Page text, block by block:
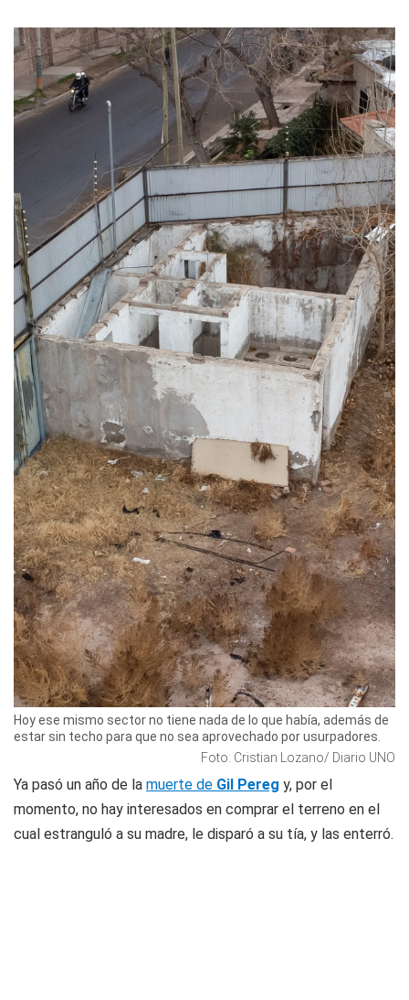
Hoy ese mismo sector no tiene nada de lo que había, además de
estar sin techo para que no sea aprovechado por usurpadores.
Foto: Cristian Lozano/ Diario UNO
Ya pasó un año de la muerte de Gil Pereg y, por el
momento, no hay interesados en comprar el terreno en el
cual estranguló a su madre, le disparó a su tía, y las enterró.